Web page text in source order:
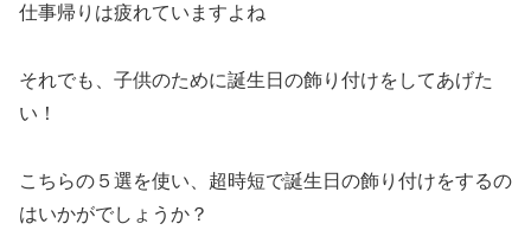
仕事帰りは疲れていますよね
それでも、子供のために誕生日の飾り付けをしてあげた
い！
こちらの５選を使い、超時短で誕生日の飾り付けをするの
はいかがでしょうか？